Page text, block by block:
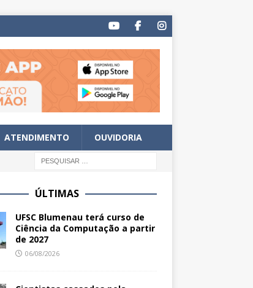
ATENDIMENTO OUVIDORIA
ÚLTIMAS
UFSC Blumenau terá curso de
Ciência da Computação a partir
de 2027
06/08/2026